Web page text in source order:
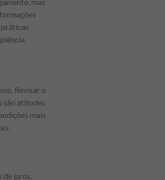
Revisar o
são atitudes
mais
juros,